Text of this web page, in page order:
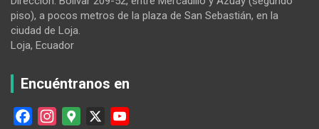
piso), a pocos metros de la plaza de San Sebastián, en la
ciudad de Loja.
Loja, Ecuador
Encuéntranos en